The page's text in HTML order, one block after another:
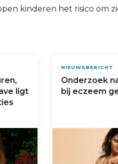
kinderen het risico om
ligt
NIEUWSBERICHT
Onderzoek
bij eczeem